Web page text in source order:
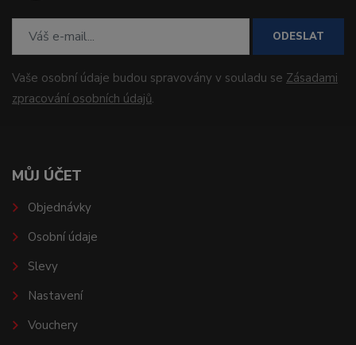
ODESLAT
Vaše osobní údaje budou spravovány v souladu se Zásadami
zpracování osobních údajů.
MŮJ ÚČET
Objednávky
Osobní údaje
Slevy
Nastavení
Vouchery